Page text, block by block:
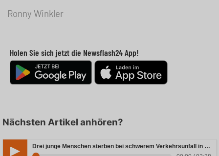
Ronny Winkler
Holen Sie sich jetzt die Newsflash24 App!
Nächsten Artikel anhören?
Drei junge Menschen sterben bei schwerem Verkehrsunfall in Rheinland-Pfalz